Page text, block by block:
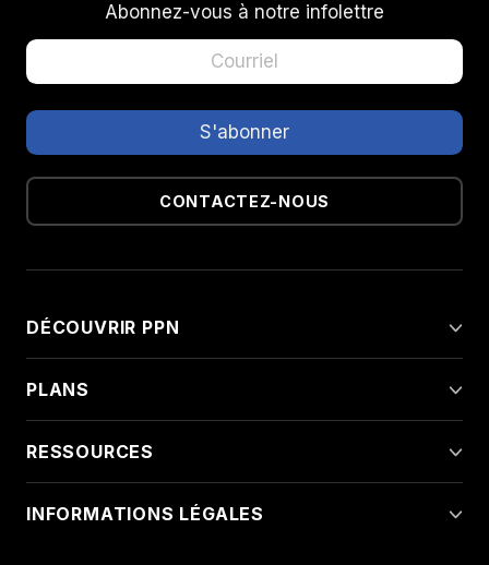
Abonnez-vous à notre infolettre
CONTACTEZ-NOUS
DÉCOUVRIR PPN
PLANS
RESSOURCES
INFORMATIONS LÉGALES